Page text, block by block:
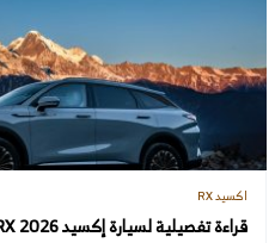
اكسيد RX
قراءة تفصيلية لسيارة إكسيد RX 2026 الجديدة كليًا بالسعودية